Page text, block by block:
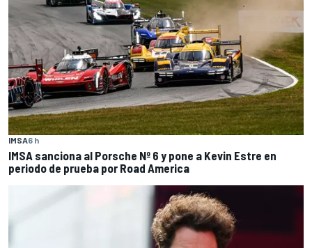
IMSA6 h
IMSA sanciona al Porsche Nº 6 y pone a Kevin Estre en
periodo de prueba por Road America